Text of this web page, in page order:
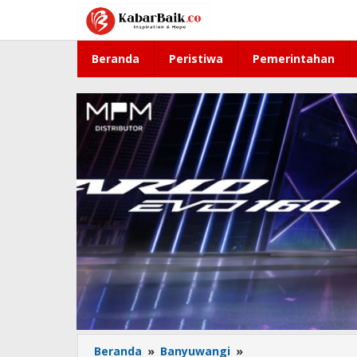
konten
Beranda Peristiwa Pemerintahan
Beranda » Banyuwangi »